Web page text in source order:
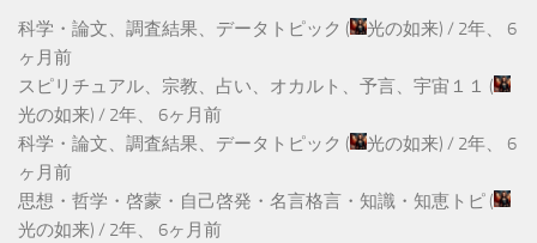
科学・論文、調査結果、データトピック ( 光の如来) / 2年、 6
ヶ月前
スピリチュアル、宗教、占い、オカルト、予言、宇宙１１ (
光の如来) / 2年、 6ヶ月前
科学・論文、調査結果、データトピック ( 光の如来) / 2年、 6
ヶ月前
思想・哲学・啓蒙・自己啓発・名言格言・知識・知恵トピ (
光の如来) / 2年、 6ヶ月前